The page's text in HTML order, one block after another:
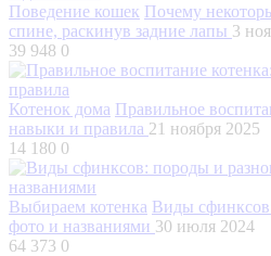
Поведение кошек Почему
спине, раскинув задние лапы 3
39 948 0
Котенок дома Правильное
навыки и правила 21 ноября 2025
14 180 0
Выбираем котенка Виды
фото и названиями 30 июля 2024
64 373 0